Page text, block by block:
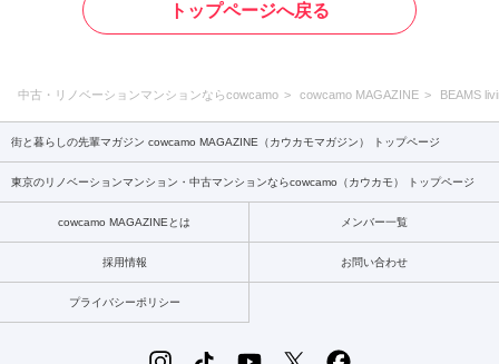
トップページへ戻る
中古・リノベーションマンションならcowcamo cowcamo MAGAZINE BEAMS
街と暮らしの先輩マガジン cowcamo MAGAZINE（カウカモマガジン） トップページ
東京のリノベーションマンション・中古マンションならcowcamo（カウカモ） トップページ
cowcamo MAGAZINEとは メンバー一覧
採用情報 お問い合わせ
プライバシーポリシー